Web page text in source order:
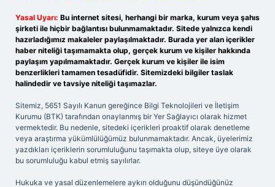
Yasal Uyarı: Bu internet sitesi, herhangi bir marka, kurum veya şahıs
şirketi ile hiçbir bağlantısı bulunmamaktadır. Sitede yalnızca kendi
hazırladığımız makaleler paylaşılmaktadır. Burada yer alan içerikler
haber niteliği taşımamakta olup, gerçek kurum ve kişiler hakkında
paylaşım yapılmamaktadır. Gerçek kurum ve kişiler ile isim
benzerlikleri tamamen tesadüfidir. Sitemizdeki bilgiler taslak
halindedir ve tavsiye niteliği taşımazlar.
Sitemiz, 5651 Sayılı Kanun gereğince Bilgi Teknolojileri ve İletişim
Kurumu (BTK) tarafından onaylanmış bir Yer Sağlayıcı olarak hizmet
vermektedir. Bu nedenle, sitedeki içerikleri proaktif olarak denetleme
veya araştırma yükümlülüğümüz bulunmamaktadır. Ancak, üyelerimiz
yazdıkları içeriklerin sorumluluğunu taşımakta olup, siteye üye olarak
bu sorumluluğu kabul etmiş sayılırlar.
Hukuka ve yasal düzenlemelere aykırı olduğunu düşündüğünüz